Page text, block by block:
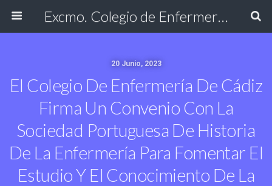
Excmo. Colegio de Enfermería de Cádiz
20 Junio, 2023
El Colegio De Enfermería De Cádiz
Firma Un Convenio Con La
Sociedad Portuguesa De Historia
De La Enfermería Para Fomentar El
Estudio Y El Conocimiento De La